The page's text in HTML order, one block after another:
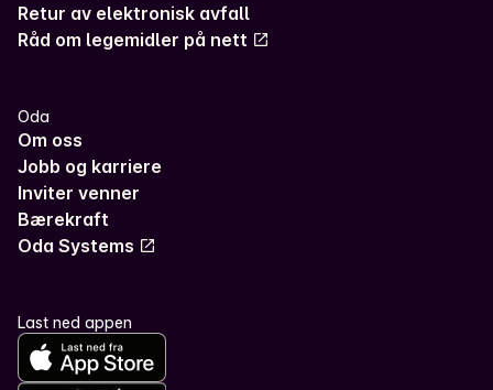
Retur av elektronisk avfall
Råd om legemidler på nett
Oda
Om oss
Jobb og karriere
Inviter venner
Bærekraft
Oda Systems
Last ned appen